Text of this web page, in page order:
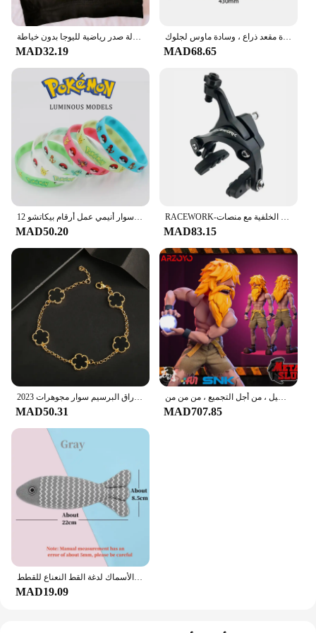
your muscles or build strength, the erelectric eye
curul is designed to meet your fitness goals.
**Adaptable for Various Scenarios**
any fitness environment, whether it's a home gym or
a commercial facility. Its lightweight design makes
it easy to move and store, while its compact size
ensures it fits seamlessly into any space. The
erelectric eye curul is not only a functional piece of
equipment but also a stylish addition to any room.
With its silent operation, you can enjoy your
workout without disturbing others, making it perfect
for shared spaces or early morning sessions.
حمالة صدر رياضية للنساء قابلة للتنفس تمتص العرق ومضادة للصدمات ومبطنة للصالة الرياضية والجري واللياقة البدنية بطبقة مزدوجة ملابس داخلية حمالة صدر رياضية لليوجا بدون خياطة
MAD32.19
حصيرة تنظيف بندقية مع جزء الرسم التخطيطي والتعليمات ، حصيرة مقعد ذراع ، وسادة ماوس لجلوك ، AR15 ، AK47 ، CZ75 ، P220 ، P320
MAD68.65
12 قطعة بوكيمون سوار أنيمي عمل أرقام بيكاتشو Charmander الأطفال الكرتون سيليكون معصمه أساور هدايا تنكرية للحفلات
MAD50.20
RACEWORK-الطريق دراجة مزدوجة المحور الفرجار ، دراجة الفرامل ، سباق الألومنيوم الجانب سحب الفرجار ، الجبهة الخلفية مع منصات
MAD83.15
MAD50.31 MAD707.85
MAD19.09